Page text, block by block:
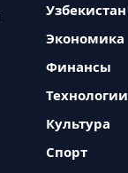
Узбекистан
Экономика
Финансы
Технологии
Культура
Спорт